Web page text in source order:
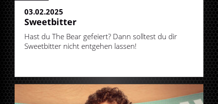
03.02.2025
Sweetbitter
Hast du The Bear gefeiert? Dann solltest du dir
Sweetbitter nicht entgehen lassen!